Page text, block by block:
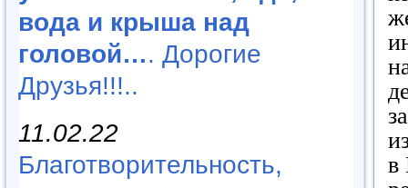
вода и крыша над
головой…. Дорогие
Друзья!!!..
11.02.22
Благотворительность,
в